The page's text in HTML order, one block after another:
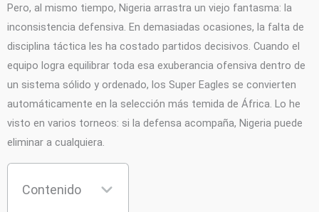
Pero, al mismo tiempo, Nigeria arrastra un viejo fantasma: la
inconsistencia defensiva. En demasiadas ocasiones, la falta de
disciplina táctica les ha costado partidos decisivos. Cuando el
equipo logra equilibrar toda esa exuberancia ofensiva dentro de
un sistema sólido y ordenado, los Super Eagles se convierten
automáticamente en la selección más temida de África. Lo he
visto en varios torneos: si la defensa acompaña, Nigeria puede
eliminar a cualquiera.
Contenido